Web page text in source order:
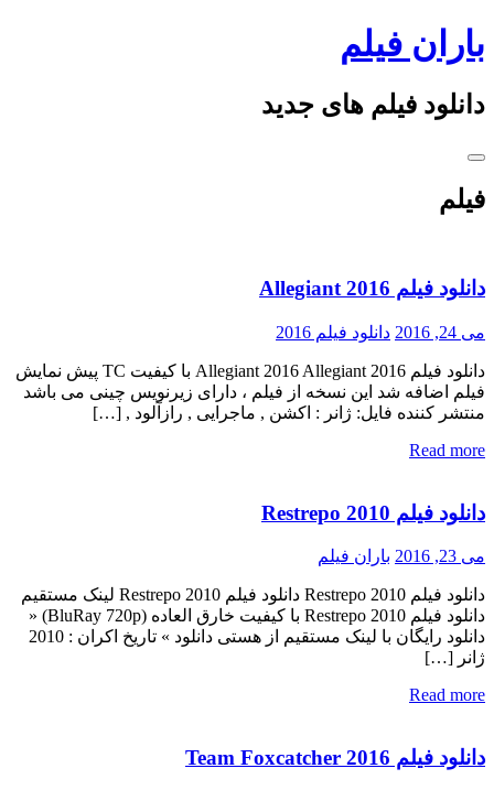
Skip
to
content
باران فیلم
دانلود فیلم های جدید
فیلم
دانلود فیلم Allegiant 2016
می 24, 2016 دانلود فیلم 2016
دانلود فیلم Allegiant 2016 Allegiant 2016 با کیفیت TC پیش نمایش
فیلم اضافه شد این نسخه از فیلم ، دارای زیرنویس چینی می باشد
منتشر کننده فایل: ژانر : اکشن , ماجرایی , رازآلود , […]
Read more
دانلود فیلم Restrepo 2010
می 23, 2016 باران فیلم
دانلود فیلم Restrepo 2010 دانلود فیلم Restrepo 2010 لینک مستقیم
دانلود فیلم Restrepo 2010 با کیفیت خارق العاده (BluRay 720p) «
دانلود رایگان با لینک مستقیم از هستی دانلود » تاریخ اکران : 2010
ژانر […]
Read more
دانلود فیلم Team Foxcatcher 2016